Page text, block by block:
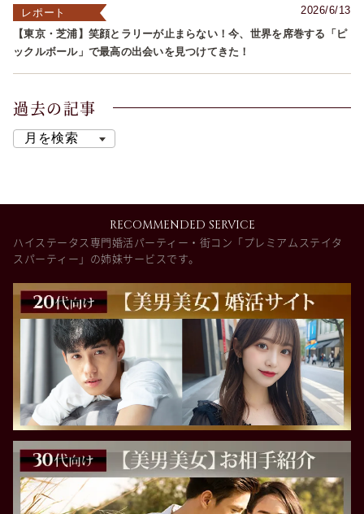
2026/6/13
レポート
【東京・芝浦】笑顔とラリーが止まらない！今、世界を席巻する「ピ
ックルボール」で最高の出会いを見つけてきた！
過去の記事
RECOMMENDED SERVICE
ハイステータス専門婚活パーティー・街コン「プレミアムステイタ
スパーティー」の姉妹サービスです。